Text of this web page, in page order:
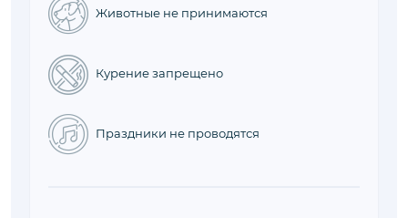
Животные не принимаются
Курение запрещено
Праздники не проводятся